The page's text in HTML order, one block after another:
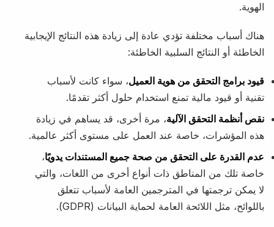
الهوية.
هناك أسباب مختلفة تؤدي عادة إلى زيادة هذه النتائج الإيجابية
الخاطئة أو النتائج السلبية الخاطئة:
قيود برامج التحقق من هوية العميل، سواء كانت لأسباب
تقنية أو قيود مالية تمنع استخدام حلول أكثر تقدمًا.
نقص أنظمة التحقق الآلية، مرة أخرى، قد يساهم في زيادة
هذه المؤشرات، خاصة عند العمل على مستوى أكثر عالمية.
عدم القدرة على التحقق من صحة جميع المستندات يدويًا،
خاصة تلك من المناطق ذات أنواع أخرى من اللغات، والتي
لا يمكن ترجمتها في المترجمين العامة لأسباب تتعلق
باللوائح، مثل اللائحة العامة لحماية البيانات (GDPR).